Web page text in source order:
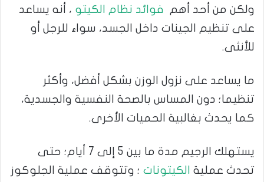
ولكن من أحد أهم فوائد نظام الكيتو ، أنه يساعد
على تنظيم الجينات داخل الجسد، سواء للرجل أو
للأنثى.
ما يساعد على نزول الوزن بشكل أفضل، وأكثر
تنظيما؛ دون المساس بالصحة النفسية والجسدية،
كما يحدث بغالبية الحميات الأخرى.
يستهلك الرجيم مدة ما بين 5 إلى 7 أيام؛ حتى
تحدث عملية الكيتونات ؛ وتتوقف عملية الجلوكوز